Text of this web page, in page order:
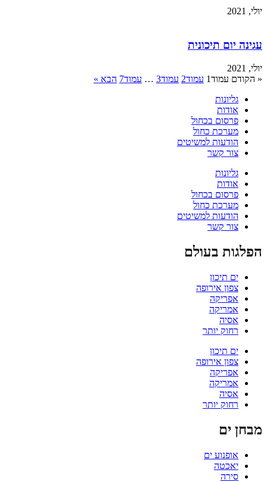
יולי, 2021
עגינה יום תיכונית
יולי, 2021
« הקודם עמוד1 עמוד2 עמוד3
… עמוד7 הבא »
גליונות
אודות
פרסום בכחול
מערכת כחול
הודעות למשיטים
צור קשר
גליונות
אודות
פרסום בכחול
מערכת כחול
הודעות למשיטים
צור קשר
הפלגות בעולם
ים תיכון
צפון אירופה
אפריקה
אמריקה
אסיה
רחוק יותר
ים תיכון
צפון אירופה
אפריקה
אמריקה
אסיה
רחוק יותר
מבחן ים
אופנוע ים
יאכטה
סירה